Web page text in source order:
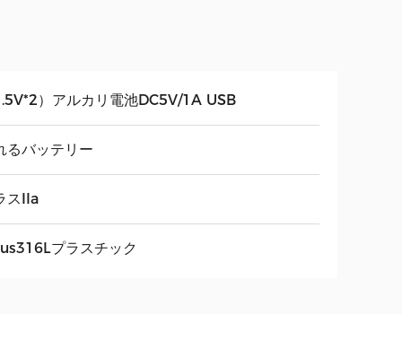
）アルカリ電池DC5V/1A USB
るバッテリー
スIIa
プラスチック